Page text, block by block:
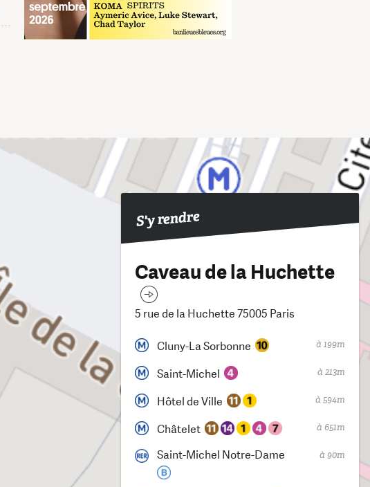
S'y rendre
Caveau de la Huchette
5 rue de la Huchette 75005 Paris
Cluny-La Sorbonne à 199m
Saint-Michel à 213m
Hôtel de Ville à 594m
Châtelet à 651m
Saint-Michel Notre-Dame à 90m